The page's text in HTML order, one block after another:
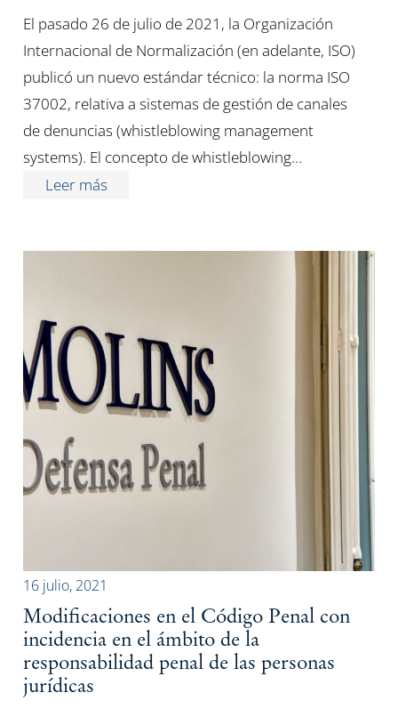
El pasado 26 de julio de 2021, la Organización
Internacional de Normalización (en adelante, ISO)
publicó un nuevo estándar técnico: la norma ISO
37002, relativa a sistemas de gestión de canales
de denuncias (whistleblowing management
systems). El concepto de whistleblowing…
Leer más
16 julio, 2021
Modificaciones en el Código Penal con
incidencia en el ámbito de la
responsabilidad penal de las personas
jurídicas